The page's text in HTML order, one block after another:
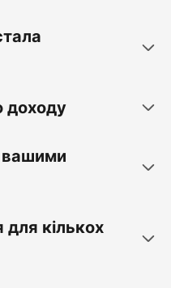
доходу
вашими
для кількох